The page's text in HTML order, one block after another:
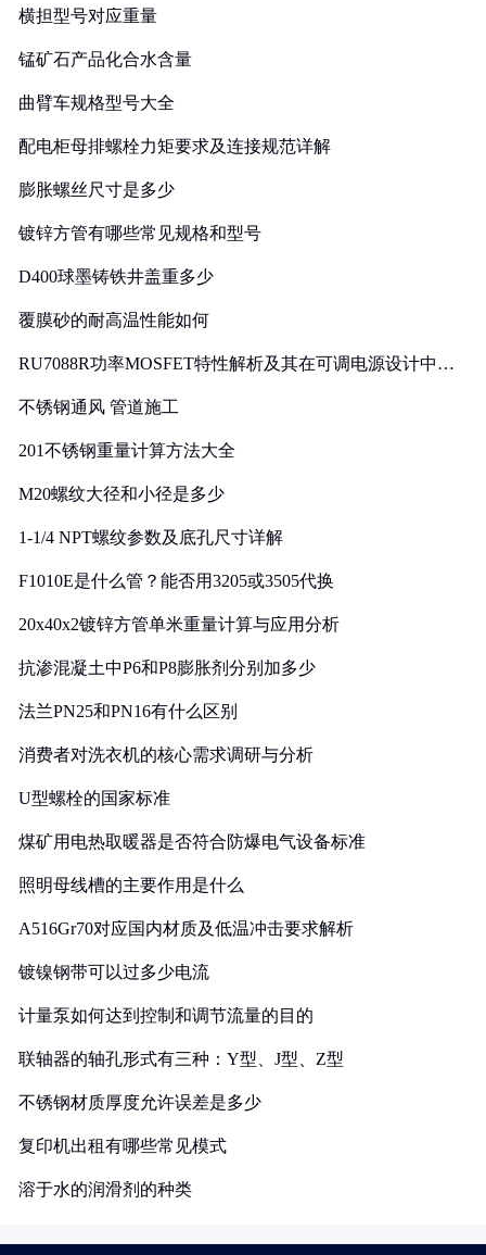
横担型号对应重量
锰矿石产品化合水含量
曲臂车规格型号大全
配电柜母排螺栓力矩要求及连接规范详解
膨胀螺丝尺寸是多少
镀锌方管有哪些常见规格和型号
D400球墨铸铁井盖重多少
覆膜砂的耐高温性能如何
RU7088R功率MOSFET特性解析及其在可调电源设计中的
不锈钢通风 管道施工
201不锈钢重量计算方法大全
M20螺纹大径和小径是多少
1-1/4 NPT螺纹参数及底孔尺寸详解
F1010E是什么管？能否用3205或3505代换
20x40x2镀锌方管单米重量计算与应用分析
抗渗混凝土中P6和P8膨胀剂分别加多少
法兰PN25和PN16有什么区别
消费者对洗衣机的核心需求调研与分析
U型螺栓的国家标准
煤矿用电热取暖器是否符合防爆电气设备标准
照明母线槽的主要作用是什么
A516Gr70对应国内材质及低温冲击要求解析
镀镍钢带可以过多少电流
计量泵如何达到控制和调节流量的目的
联轴器的轴孔形式有三种：Y型、J型、Z型
不锈钢材质厚度允许误差是多少
复印机出租有哪些常见模式
溶于水的润滑剂的种类